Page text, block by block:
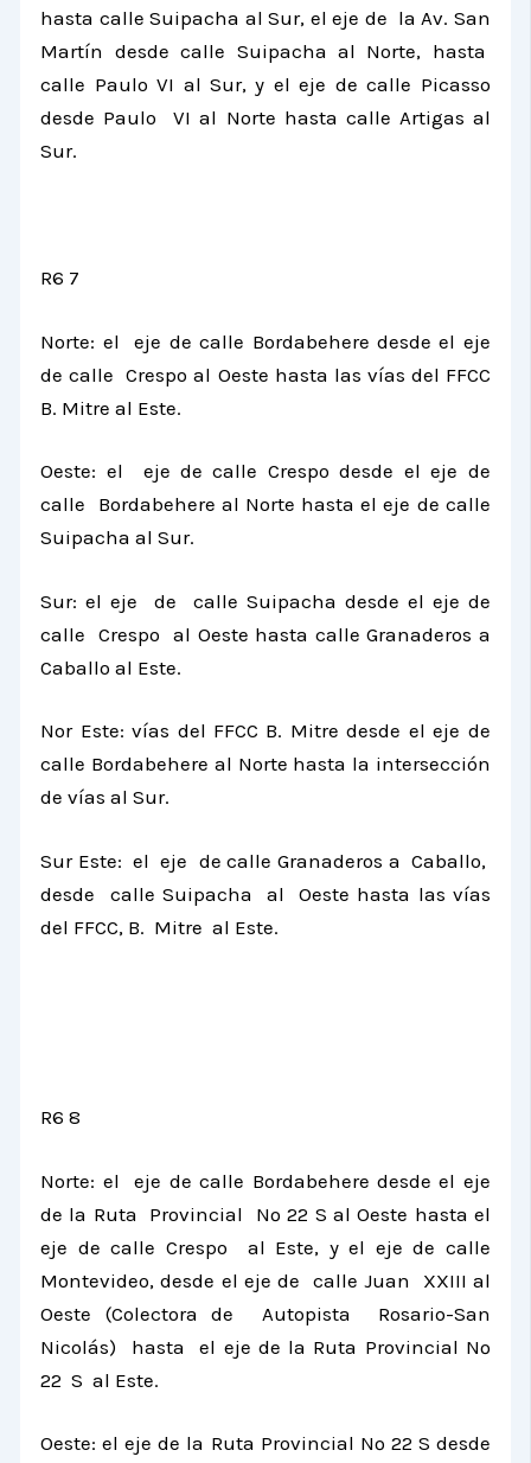
hasta calle Suipacha al Sur, el eje de la Av. San
Martín desde calle Suipacha al Norte, hasta
calle Paulo VI al Sur, y el eje de calle Picasso
desde Paulo VI al Norte hasta calle Artigas al
Sur.
R6 7
Norte: el eje de calle Bordabehere desde el eje
de calle Crespo al Oeste hasta las vías del FFCC
B. Mitre al Este.
Oeste: el eje de calle Crespo desde el eje de
calle Bordabehere al Norte hasta el eje de calle
Suipacha al Sur.
Sur: el eje de calle Suipacha desde el eje de
calle Crespo al Oeste hasta calle Granaderos a
Caballo al Este.
Nor Este: vías del FFCC B. Mitre desde el eje de
calle Bordabehere al Norte hasta la intersección
de vías al Sur.
Sur Este: el eje de calle Granaderos a Caballo,
desde calle Suipacha al Oeste hasta las vías
del FFCC, B. Mitre al Este.
R6 8
Norte: el eje de calle Bordabehere desde el eje
de la Ruta Provincial
Nº 22 S al Oeste hasta el
eje de calle Crespo al Este, y el eje de calle
Montevideo, desde el eje de calle Juan XXIII al
Oeste (Colectora de Autopista Rosario-San
Nicolás) hasta el eje de la Ruta Provincial Nº
22 S al Este.
Oeste: el eje de la Ruta Provincial Nº 22 S desde